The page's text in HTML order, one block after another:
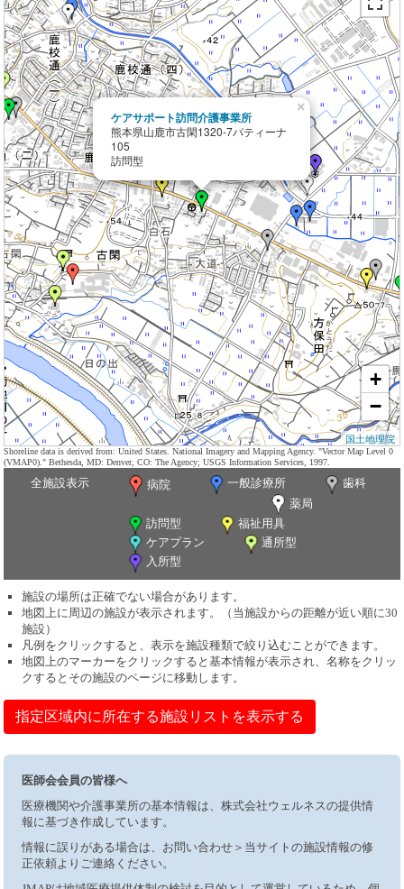
ケアサポート訪問介護事業所
熊本県山鹿市古閑1320-7パティーナ
105
訪問型
×
+
−
国土地理院
Shoreline data is derived from: United States. National Imagery and Mapping Agency. "Vector Map Level 0
(VMAP0)." Bethesda, MD: Denver, CO: The Agency; USGS Information Services, 1997.
全施設表示 病院 一般診療所
歯科
薬局
訪問型
福祉用具
ケアプラン
通所型
入所型
施設の場所は正確でない場合があります。
地図上に周辺の施設が表示されます。（当施設からの距離が近い順に30
施設）
凡例をクリックすると、表示を施設種類で絞り込むことができます。
地図上のマーカーをクリックすると基本情報が表示され、名称をクリッ
クするとその施設のページに移動します。
指定区域内に所在する施設リストを表示する
医師会会員の皆様へ
医療機関や介護事業所の基本情報は、株式会社ウェルネスの提供情
報に基づき作成しています。
情報に誤りがある場合は、お問い合わせ＞当サイトの施設情報の修
正依頼よりご連絡ください。